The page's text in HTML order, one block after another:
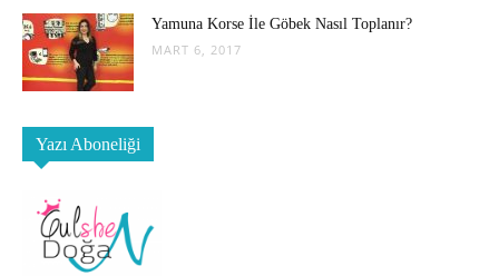
Yamuna Korse İle Göbek Nasıl Toplanır?
MART 6, 2017
Yazı Aboneliği